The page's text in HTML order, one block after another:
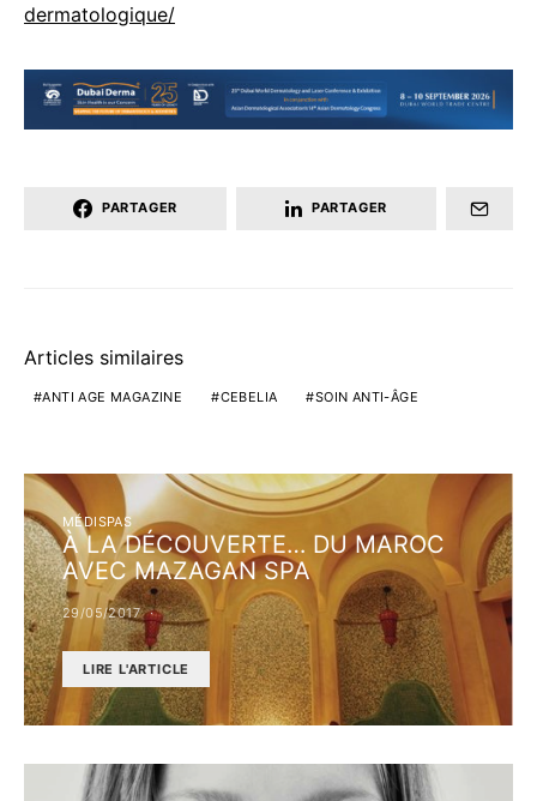
dermatologique/
PARTAGER PARTAGER
Articles similaires
ANTI AGE MAGAZINE CEBELIA SOIN ANTI-ÂGE
MÉDISPAS
À LA DÉCOUVERTE… DU MAROC
AVEC MAZAGAN SPA
29/05/2017
LIRE L'ARTICLE